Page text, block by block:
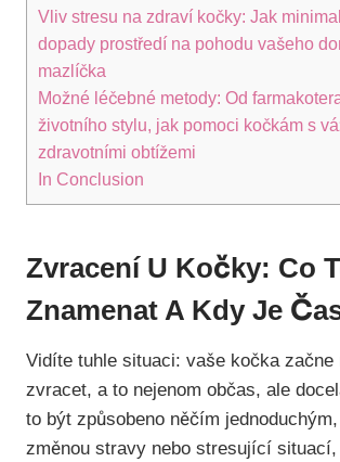
Vliv stresu na zdraví kočky: Jak
dopady prostředí na pohodu vašeho
mazlíčka
Možné léčebné metody: Od
životního stylu, jak pomoci kočkám s
zdravotními obtížemi
In Conclusion
Zvracení U Kočky: Co
Znamenat A Kdy Je
Vidíte tuhle situaci: vaše kočka začne
zvracet, a to nejenom občas, ale
to být způsobeno něčím
změnou stravy nebo stresující situací,